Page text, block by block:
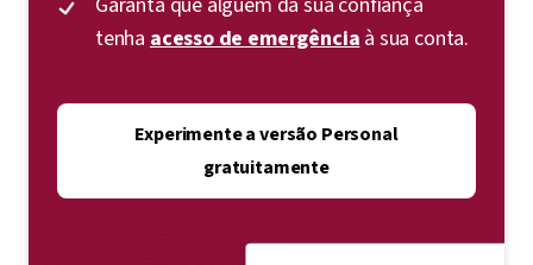
tenha acesso de emergênciaà sua conta.
Experimente a versão Personal
gratuitamente